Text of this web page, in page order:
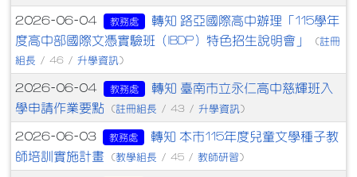
2026-06-04 教務處
轉知 路亞國際高中辦理「115學年
度高中部國際文憑實驗班（IBDP）特色招生說明會」
(註冊
組長 / 46 / 升學資訊 )
2026-06-04 教務處
轉知 臺南市立永仁高中慈輝班入
學申請作業要點
(註冊組長 / 43 / 升學資訊 )
2026-06-03 教務處
轉知 本市115年度兒童文學種子教
師培訓實施計畫
(教學組長 / 45 / 教師研習 )